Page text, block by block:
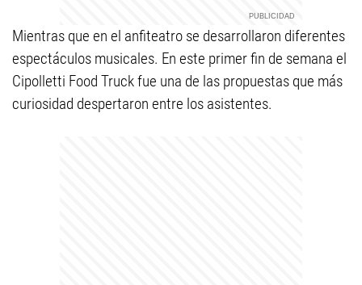
Mientras que en el anfiteatro se desarrollaron diferentes
espectáculos musicales. En este primer fin de semana el
Cipolletti Food Truck fue una de las propuestas que más
curiosidad despertaron entre los asistentes.